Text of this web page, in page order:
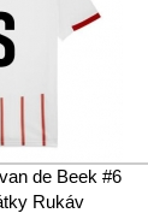
de Beek #6
Rukáv